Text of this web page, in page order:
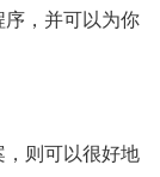
序，并可以为你
则可以很好地